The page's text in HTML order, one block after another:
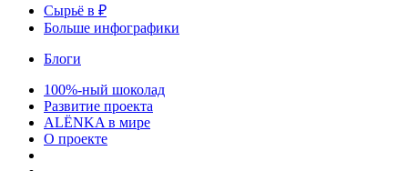
Сырьё в ₽
Больше инфографики
Блоги
100%-ный шоколад
Развитие проекта
ALЁNKA в мире
О проекте